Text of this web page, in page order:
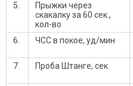
5.
Прыжки через
скакалку за 60 сек.,
кол-во
6. ЧСС в покое, уд/мин
7. Проба Штанге, сек.